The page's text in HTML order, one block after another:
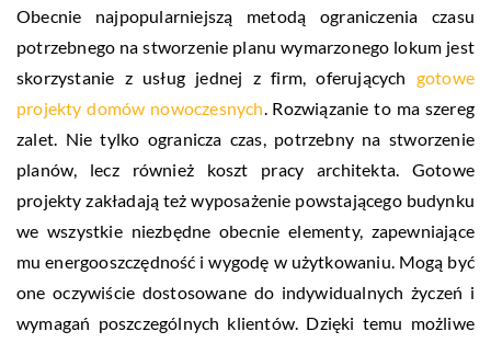
Obecnie najpopularniejszą metodą ograniczenia czasu
potrzebnego na stworzenie planu wymarzonego lokum jest
skorzystanie z usług jednej z firm, oferujących gotowe
projekty domów nowoczesnych . Rozwiązanie to ma szereg
zalet. Nie tylko ogranicza czas, potrzebny na stworzenie
planów, lecz również koszt pracy architekta. Gotowe
projekty zakładają też wyposażenie powstającego budynku
we wszystkie niezbędne obecnie elementy, zapewniające
mu energooszczędność i wygodę w użytkowaniu. Mogą być
one oczywiście dostosowane do indywidualnych życzeń i
wymagań poszczególnych klientów. Dzięki temu możliwe